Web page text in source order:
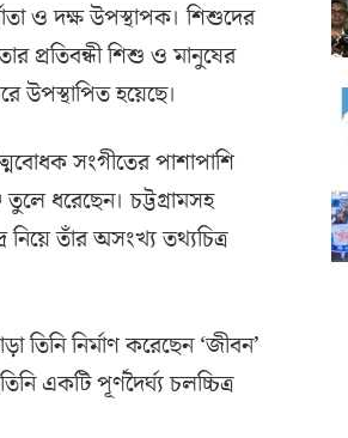
ও দক্ষ উপস্থাপক। শিশুদের
প্রতিবন্ধী শিশু ও মানুষের
উপস্থাপিত হয়েছে।
সংগীতের পাশাপাশি
তুলে ধরেছেন। চট্টগ্রামসহ
নিয়ে তাঁর অসংখ্য তথ্যচিত্র
তিনি নির্মাণ করেছেন ‘জীবন’
একটি পূর্ণদৈর্ঘ্য চলচ্চিত্র